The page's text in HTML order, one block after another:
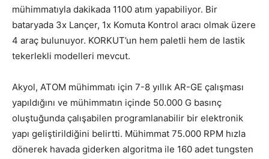
mühimmatıyla dakikada 1100 atım yapabiliyor. Bir
bataryada 3x Lançer, 1x Komuta Kontrol aracı olmak üzere
4 araç bulunuyor. KORKUT’un hem paletli hem de lastik
tekerlekli modelleri mevcut.
Akyol, ATOM mühimmatı için 7-8 yıllık AR-GE çalışması
yapıldığını ve mühimmatın içinde 50.000 G basınç
oluştuğunda çalışabilen programlanabilir bir elektronik
yapı geliştirildiğini belirtti. Mühimmat 75.000 RPM hızla
dönerek havada giderken algoritma ile 160 adet tungsten